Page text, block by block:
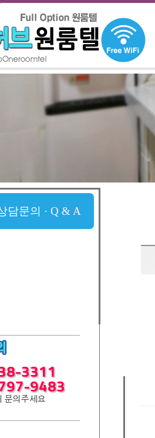
담문의 · Q & A
3311
9483
문의주세요